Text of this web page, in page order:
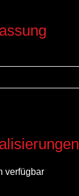
verfügbar